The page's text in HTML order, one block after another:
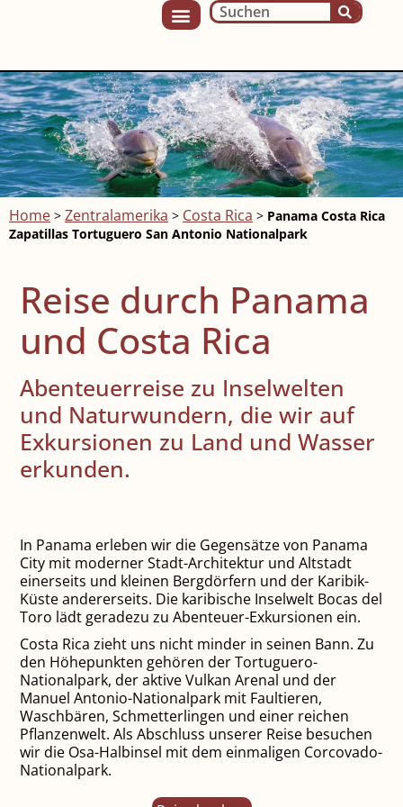
Home > Zentralamerika > Costa Rica > Panama Costa Rica
Zapatillas Tortuguero San Antonio Nationalpark
Reise durch Panama
und Costa Rica
Abenteuerreise zu Inselwelten
und Naturwundern, die wir auf
Exkursionen zu Land und Wasser
erkunden.
In Panama erleben wir die Gegensätze von Panama
City mit moderner Stadt-Architektur und Altstadt
einerseits und kleinen Bergdörfern und der Karibik-
Küste andererseits. Die karibische Inselwelt Bocas del
Toro lädt geradezu zu Abenteuer-Exkursionen ein.
Costa Rica zieht uns nicht minder in seinen Bann. Zu
den Höhepunkten gehören der Tortuguero-
Nationalpark, der aktive Vulkan Arenal und der
Manuel Antonio-Nationalpark mit Faultieren,
Waschbären, Schmetterlingen und einer reichen
Pflanzenwelt. Als Abschluss unserer Reise besuchen
wir die Osa-Halbinsel mit dem einmaligen Corcovado-
Nationalpark.